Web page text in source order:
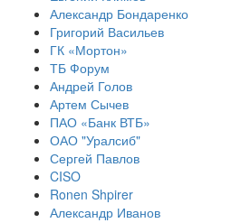
Александр Бондаренко
Григорий Васильев
ГК «Мортон»
ТБ Форум
Андрей Голов
Артем Сычев
ПАО «Банк ВТБ»
ОАО "Уралсиб"
Сергей Павлов
CISO
Ronen Shpirer
Александр Иванов